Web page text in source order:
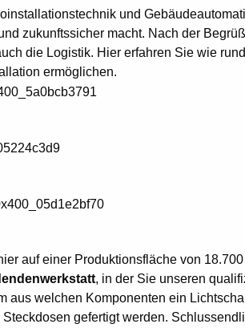
und
zukunftssicher macht. Nach der
die Logistik. Hier erfahren Sie wie
ermöglichen.
auf einer Produktionsfläche von
, in der Sie unseren
aus welchen Komponenten ein
gefertigt werden.